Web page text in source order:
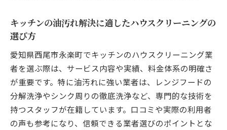
キッチンに特化したハウスクリーニング業
イント
ハウスクリーニング業者選びの手順と失敗
しないコツ
口コミが集まるハウスクリーニング業者の
特徴
キッチンの油汚れ解決に適したハウスクリーニングの
選び方
愛知県西尾市永楽町でキッチンのハウスクリーニング業
者を選ぶ際は、サービス内容や実績、料金体系の明確さ
が重要です。特に油汚れに強い業者は、レンジフードの
分解洗浄やシンク周りの徹底洗浄など、専門的な技術を
持つスタッフが在籍しています。口コミや実際の利用者
の声も参考になり、信頼できる業者選びのポイントとな